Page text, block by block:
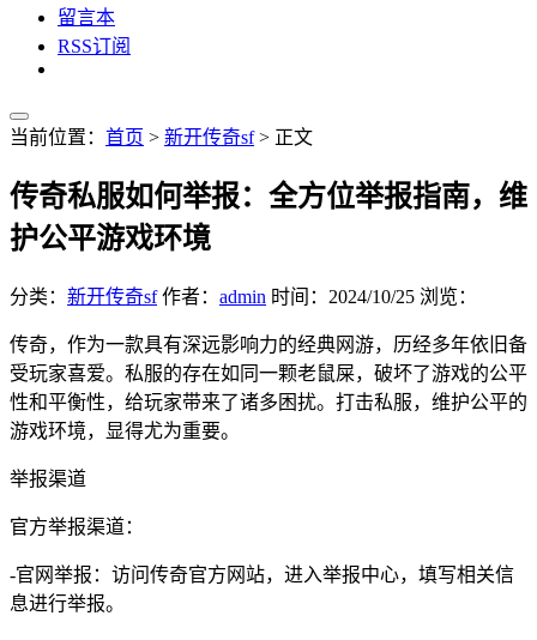
留言本
RSS订阅
当前位置： 首页 > 新开传奇sf> 正文
传奇私服如何举报：全方位举报指南，维
护公平游戏环境
分类： 新开传奇sf 作者： admin 时间： 2024/10/25 浏览：
传奇，作为一款具有深远影响力的经典网游，历经多年依旧备
受玩家喜爱。私服的存在如同一颗老鼠屎，破坏了游戏的公平
性和平衡性，给玩家带来了诸多困扰。打击私服，维护公平的
游戏环境，显得尤为重要。
举报渠道
官方举报渠道：
-官网举报：访问传奇官方网站，进入举报中心，填写相关信
息进行举报。